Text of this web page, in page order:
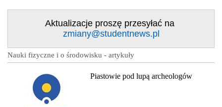
Aktualizacje proszę przesyłać na
zmiany@studentnews.pl
Nauki fizyczne i o środowisku - artykuły
Piastowie pod lupą archeologów